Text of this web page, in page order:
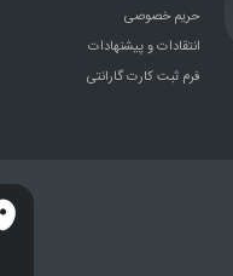
حریم خصوصی
انتقادات و پيشنهادات
فرم ثبت کارت گارانتی